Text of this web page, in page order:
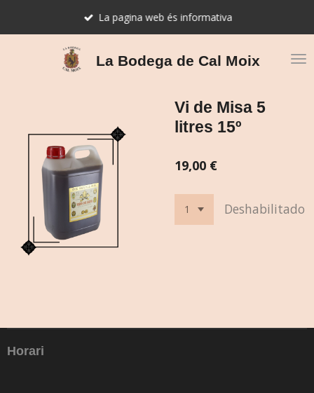
La Bodega de Cal Moix
La pagina web és informativa
Vi de Misa 5
litres 15º
19,00 €
Deshabilitado
Horari